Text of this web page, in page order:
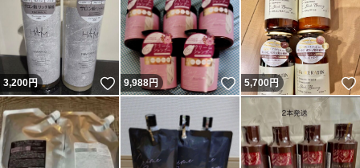
3,200円 いいね！
9,988円 いいね！
5,700 円